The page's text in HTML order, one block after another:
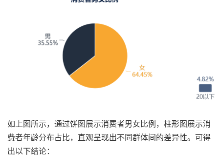
如上图所示，通过饼图展示消费者男女比例，柱形图展示消
费者年龄分布占比，直观呈现出不同群体间的差异性。可得
出以下结论：